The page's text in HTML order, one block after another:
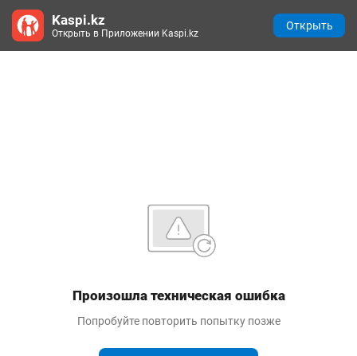
Произошла техническая ошибка
Попробуйте повторить попытку позже
Kaspi.kz
Открыть в Приложении Kaspi.kz
Открыть